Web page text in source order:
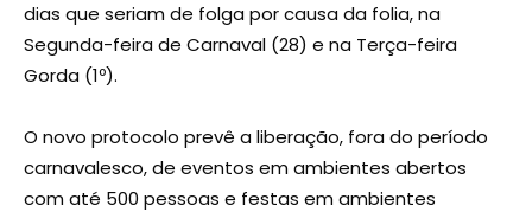
dias que seriam de folga por causa da folia, na
Segunda-feira de Carnaval (28) e na Terça-feira
Gorda (1º).
O novo protocolo prevê a liberação, fora do período
carnavalesco, de eventos em ambientes abertos
com até 500 pessoas e festas em ambientes